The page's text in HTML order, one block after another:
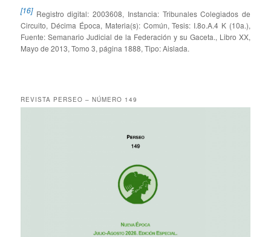
[16] Registro digital: 2003608, Instancia: Tribunales Colegiados de
Circuito, Décima Época, Materia(s): Común, Tesis: I.8o.A.4 K (10a.),
Fuente: Semanario Judicial de la Federación y su Gaceta., Libro XX,
Mayo de 2013, Tomo 3, página 1888, Tipo: Aislada.
REVISTA PERSEO – NÚMERO 149